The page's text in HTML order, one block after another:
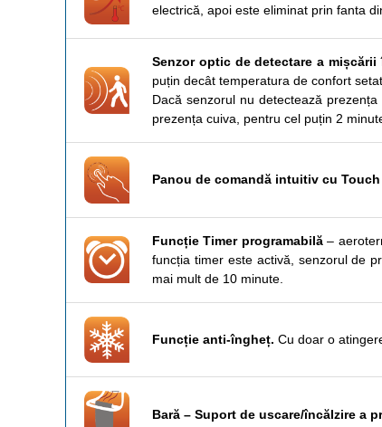
electrică, apoi este eliminat prin fanta
Senzor optic de detectare a mișcării
puțin decât temperatura de confort
Dacă senzorul nu detectează
prezența cuiva, pentru cel puțin 2
Panou de comandă intuitiv cu
Funcție Timer programabilă–
funcția timer este activă, senzorul de
mai mult de 10 minute.
Funcție anti-îngheț. Cu doar o
Bară – Suport de uscare/încălzire a